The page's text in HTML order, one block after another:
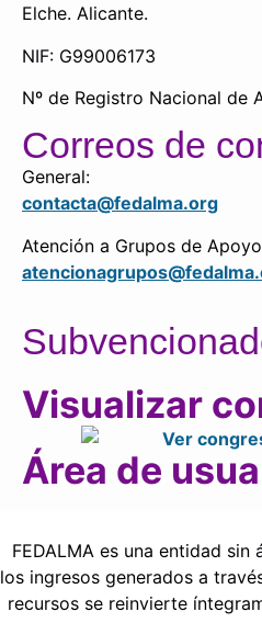
Elche. Alicante.
NIF: G99006173
Nº de Registro Nacional de
Correos de
General:
contacta@fedalma.org
Atención a Grupos de
Visualizar
Área de
FEDALMA es una entidad sin
los ingresos generados a
recursos se reinvierte